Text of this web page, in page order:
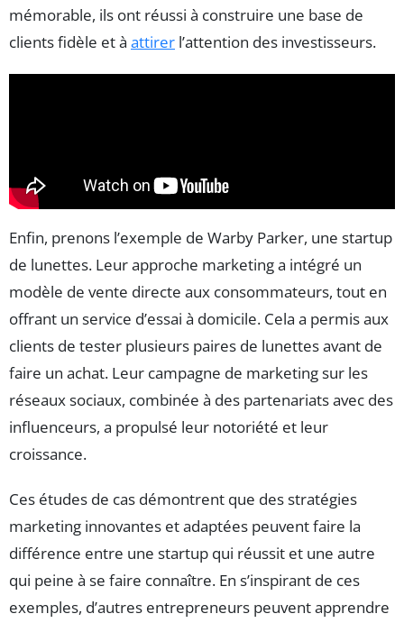
mémorable, ils ont réussi à construire une base de
clients fidèle et à attirer l’attention des investisseurs.
Enfin, prenons l’exemple de Warby Parker, une startup
de lunettes. Leur approche marketing a intégré un
modèle de vente directe aux consommateurs, tout en
offrant un service d’essai à domicile. Cela a permis aux
clients de tester plusieurs paires de lunettes avant de
faire un achat. Leur campagne de marketing sur les
réseaux sociaux, combinée à des partenariats avec des
influenceurs, a propulsé leur notoriété et leur
croissance.
Ces études de cas démontrent que des stratégies
marketing innovantes et adaptées peuvent faire la
différence entre une startup qui réussit et une autre
qui peine à se faire connaître. En s’inspirant de ces
exemples, d’autres entrepreneurs peuvent apprendre